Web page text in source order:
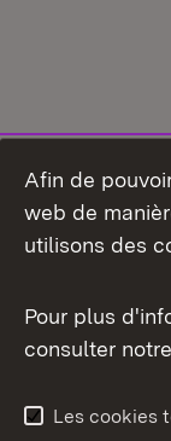
Aperçu des
Afin de
web de
utilisons des
Pour plus
consulter
Les cookies